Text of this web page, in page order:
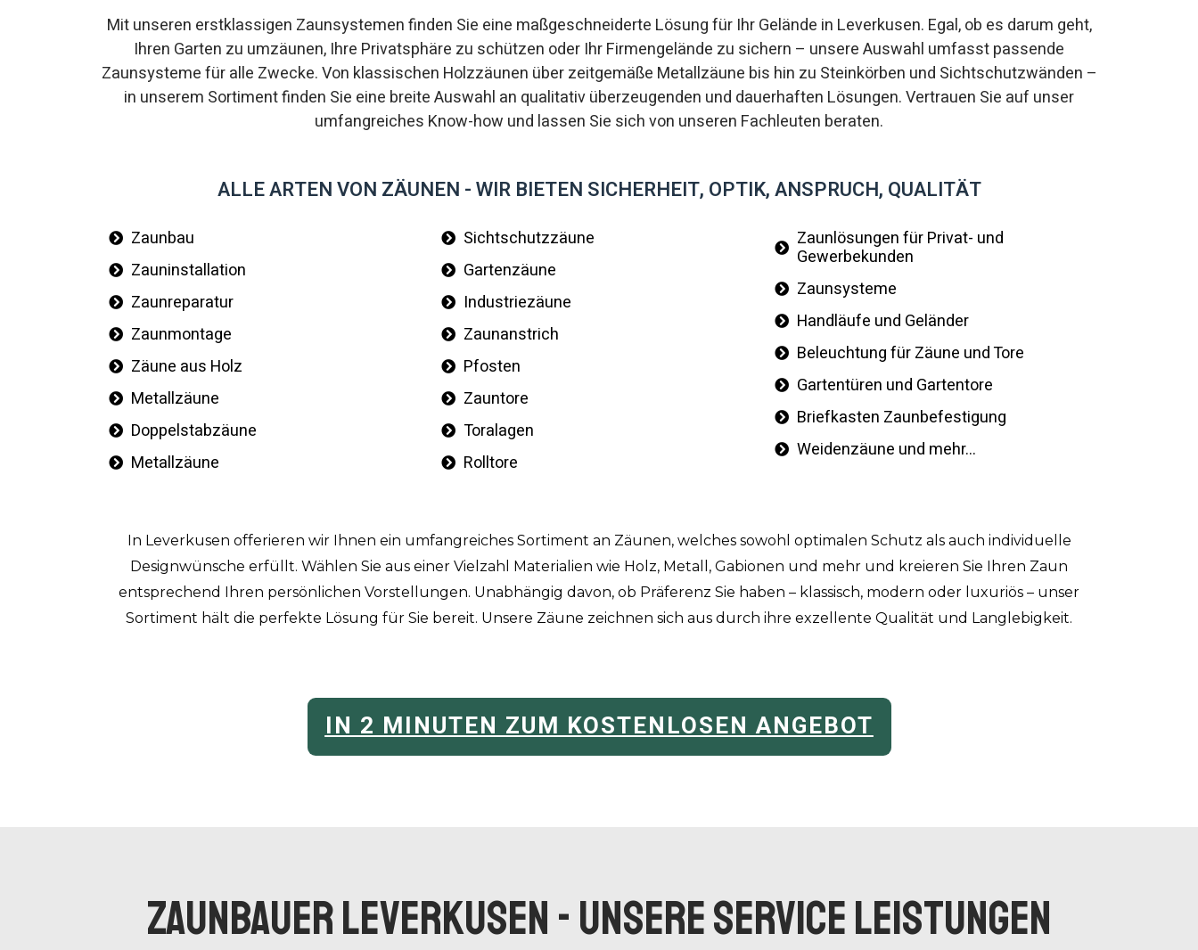
Mit unseren erstklassigen Zaunsystemen finden Sie eine maßgeschneiderte Lösung für Ihr Gelände in Leverkusen. Egal, ob es darum geht,
Ihren Garten zu umzäunen, Ihre Privatsphäre zu schützen oder Ihr Firmengelände zu sichern – unsere Auswahl umfasst passende
Zaunsysteme für alle Zwecke. Von klassischen Holzzäunen über zeitgemäße Metallzäune bis hin zu Steinkörben und Sichtschutzwänden –
in unserem Sortiment finden Sie eine breite Auswahl an qualitativ überzeugenden und dauerhaften Lösungen. Vertrauen Sie auf unser
umfangreiches Know-how und lassen Sie sich von unseren Fachleuten beraten.
ALLE ARTEN VON ZÄUNEN - WIR BIETEN SICHERHEIT, OPTIK, ANSPRUCH, QUALITÄT
Zaunbau
Zauninstallation
Zaunreparatur
Zaunmontage
Zäune aus Holz
Metallzäune
Doppelstabzäune
Metallzäune
Sichtschutzzäune
Gartenzäune
Industriezäune
Zaunanstrich
Pfosten
Zauntore
Toralagen
Rolltore
Zaunlösungen für Privat- und
Gewerbekunden
Zaunsysteme
Handläufe und Geländer
Beleuchtung für Zäune und Tore
Gartentüren und Gartentore
Briefkasten Zaunbefestigung
Weidenzäune und mehr...
In Leverkusen offerieren wir Ihnen ein umfangreiches Sortiment an Zäunen, welches sowohl optimalen Schutz als auch individuelle
Designwünsche erfüllt. Wählen Sie aus einer Vielzahl Materialien wie Holz, Metall, Gabionen und mehr und kreieren Sie Ihren Zaun
entsprechend Ihren persönlichen Vorstellungen. Unabhängig davon, ob Präferenz Sie haben – klassisch, modern oder luxuriös – unser
Sortiment hält die perfekte Lösung für Sie bereit. Unsere Zäune zeichnen sich aus durch ihre exzellente Qualität und Langlebigkeit.
IN 2 MINUTEN ZUM KOSTENLOSEN ANGEBOT
ZAUNBAUER Leverkusen - UNSERE SERVICE LEISTUNGEN